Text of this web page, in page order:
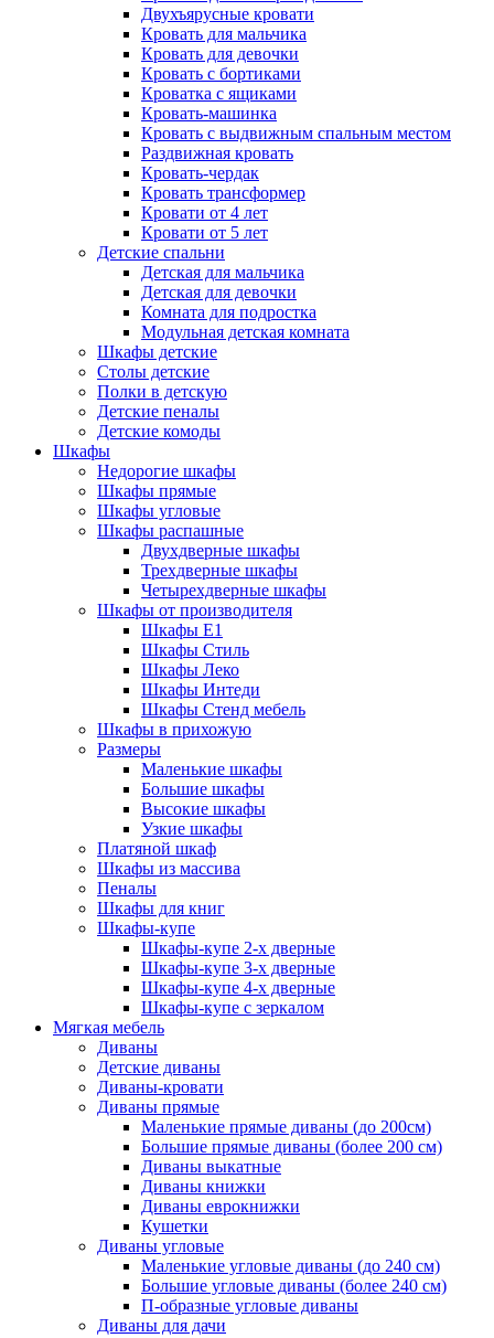
Двухъярусные кровати
Кровать для мальчика
Кровать для девочки
Кровать с бортиками
Кроватка с ящиками
Кровать-машинка
Кровать с выдвижным спальным местом
Раздвижная кровать
Кровать-чердак
Кровать трансформер
Кровати от 4 лет
Кровати от 5 лет
Детские спальни
Детская для мальчика
Детская для девочки
Комната для подростка
Модульная детская комната
Шкафы детские
Столы детские
Полки в детскую
Детские пеналы
Детские комоды
Шкафы
Недорогие шкафы
Шкафы прямые
Шкафы угловые
Шкафы распашные
Двухдверные шкафы
Трехдверные шкафы
Четырехдверные шкафы
Шкафы от производителя
Шкафы E1
Шкафы Стиль
Шкафы Леко
Шкафы Интеди
Шкафы Стенд мебель
Шкафы в прихожую
Размеры
Маленькие шкафы
Большие шкафы
Высокие шкафы
Узкие шкафы
Платяной шкаф
Шкафы из массива
Пеналы
Шкафы для книг
Шкафы-купе
Шкафы-купе 2-х дверные
Шкафы-купе 3-х дверные
Шкафы-купе 4-х дверные
Шкафы-купе с зеркалом
Мягкая мебель
Диваны
Детские диваны
Диваны-кровати
Диваны прямые
Маленькие прямые диваны (до 200см)
Большие прямые диваны (более 200 см)
Диваны выкатные
Диваны книжки
Диваны еврокнижки
Кушетки
Диваны угловые
Маленькие угловые диваны (до 240 см)
Большие угловые диваны (более 240 см)
П-образные угловые диваны
Диваны для дачи